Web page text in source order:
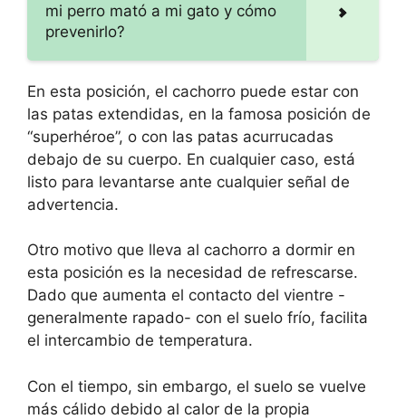
mi perro mató a mi gato y cómo
prevenirlo?
En esta posición, el cachorro puede estar con
las patas extendidas, en la famosa posición de
“superhéroe”, o con las patas acurrucadas
debajo de su cuerpo. En cualquier caso, está
listo para levantarse ante cualquier señal de
advertencia.
Otro motivo que lleva al cachorro a dormir en
esta posición es la necesidad de refrescarse.
Dado que aumenta el contacto del vientre -
generalmente rapado- con el suelo frío, facilita
el intercambio de temperatura.
Con el tiempo, sin embargo, el suelo se vuelve
más cálido debido al calor de la propia